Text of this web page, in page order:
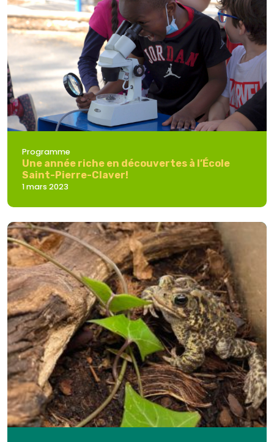
Programme
Une année riche en découvertes à l’École
Saint-Pierre-Claver!
1 mars 2023